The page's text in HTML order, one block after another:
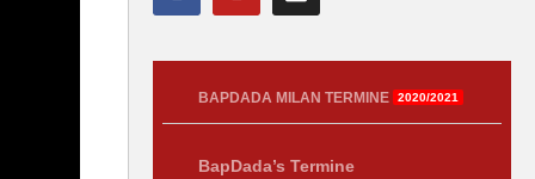
BAPDADA MILAN TERMINE 2020/2021
BapDada’s Termine